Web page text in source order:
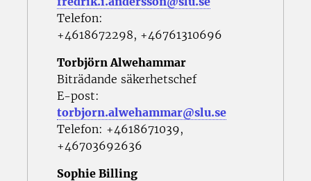
Telefon:
+4618672298, +46761310696
Torbjörn Alwehammar
Biträdande säkerhetschef
E-post:
torbjorn.alwehammar@slu.se
Telefon: +4618671039,
+46703692636
Sophie Billing